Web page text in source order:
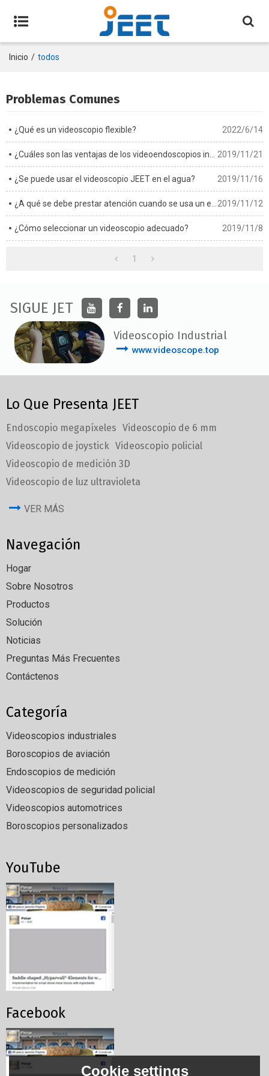
Inicio / todos
Problemas Comunes
¿Qué es un videoscopio flexible? 2022/6/14
¿Cuáles son las ventajas de los videoendoscopios industriales? 2019/11/21
¿Se puede usar el videoscopio JEET en el agua? 2019/11/16
¿A qué se debe prestar atención cuando se usa un endoscopio industrial? 2019/11/12
¿Cómo seleccionar un videoscopio adecuado? 2019/11/8
1
SIGUE JET
Videoscopio Industrial
www.videoscope.top
Lo Que Presenta JEET
Endoscopio megapíxeles Videoscopio de 6 mm
Videoscopio de joystick Videoscopio policial
Videoscopio de medición 3D
Videoscopio de luz ultravioleta
VER MÁS
Navegación
Hogar
Sobre Nosotros
Productos
Solución
Noticias
Preguntas Más Frecuentes
Contáctenos
Categoría
Videoscopios industriales
Boroscopios de aviación
Endoscopios de medición
Videoscopios de seguridad policial
Videoscopios automotrices
Boroscopios personalizados
YouTube
Facebook
Cookie settings